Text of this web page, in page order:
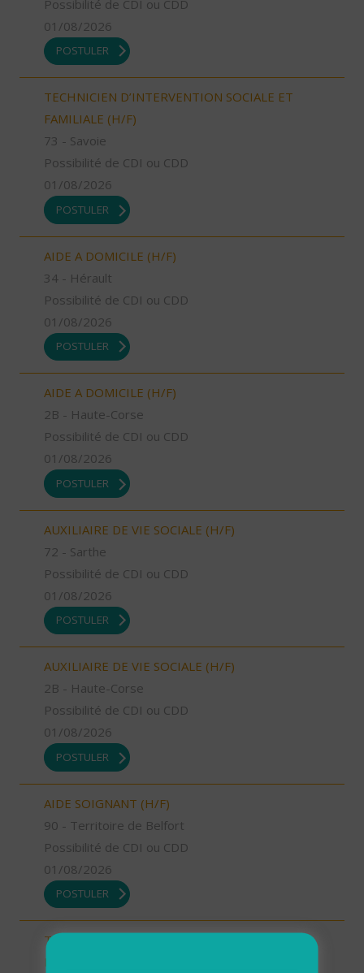
Possibilité de CDI ou CDD
01/08/2026
POSTULER
TECHNICIEN D’INTERVENTION SOCIALE ET
FAMILIALE (H/F)
73 - Savoie
Possibilité de CDI ou CDD
01/08/2026
POSTULER
AIDE A DOMICILE (H/F)
34 - Hérault
Possibilité de CDI ou CDD
01/08/2026
POSTULER
AIDE A DOMICILE (H/F)
2B - Haute-Corse
Possibilité de CDI ou CDD
01/08/2026
POSTULER
AUXILIAIRE DE VIE SOCIALE (H/F)
72 - Sarthe
Possibilité de CDI ou CDD
01/08/2026
POSTULER
AUXILIAIRE DE VIE SOCIALE (H/F)
2B - Haute-Corse
Possibilité de CDI ou CDD
01/08/2026
POSTULER
AIDE SOIGNANT (H/F)
90 - Territoire de Belfort
Possibilité de CDI ou CDD
01/08/2026
POSTULER
TECHNICIEN D’INTERVENTION SOCIALE ET
FAMILIALE (H/F)